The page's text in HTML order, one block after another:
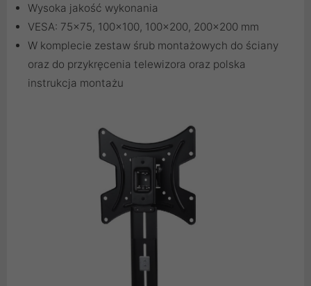
Wysoka jakość wykonania
VESA: 75x75, 100x100, 100x200, 200x200 mm
W komplecie zestaw śrub montażowych do ściany
oraz do przykręcenia telewizora oraz polska
instrukcja montażu